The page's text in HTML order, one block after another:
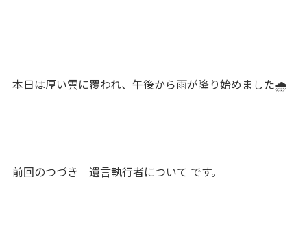
本日は厚い雲に覆われ、午後から雨が降り始めました🌧
前回のつづき 遺言執行者について です。